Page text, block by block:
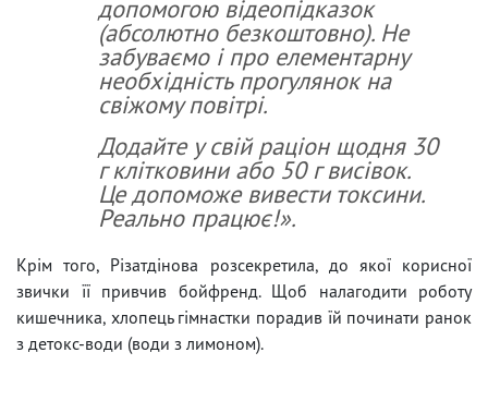
допомогою відеопідказок
(абсолютно безкоштовно). Не
забуваємо і про елементарну
необхідність прогулянок на
свіжому повітрі.
Додайте у свій раціон щодня 30
г клітковини або 50 г висівок.
Це допоможе вивести токсини.
Реально працює!».
Крім того, Різатдінова розсекретила, до якої корисної
звички її привчив бойфренд. Щоб налагодити роботу
кишечника, хлопець гімнастки порадив їй починати ранок
з детокс-води (води з лимоном).